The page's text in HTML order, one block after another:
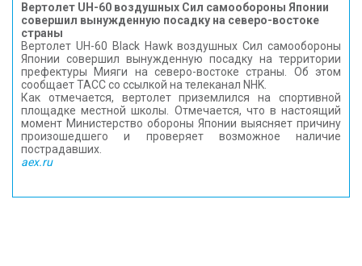
Вертолет UH-60 воздушных Сил самообороны Японии
совершил вынужденную посадку на северо-востоке
страны
Вертолет UH-60 Black Hawk воздушных Сил самообороны
Японии совершил вынужденную посадку на территории
префектуры Мияги на северо-востоке страны. Об этом
сообщает ТАСС со ссылкой на телеканал NHK.
Как отмечается, вертолет приземлился на спортивной
площадке местной школы. Отмечается, что в настоящий
момент Министерство обороны Японии выясняет причину
произошедшего и проверяет возможное наличие
пострадавших.
aex.ru